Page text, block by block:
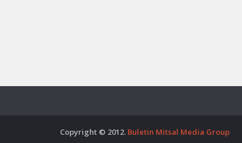
Copyright © 2012. Buletin Mitsal Media Group